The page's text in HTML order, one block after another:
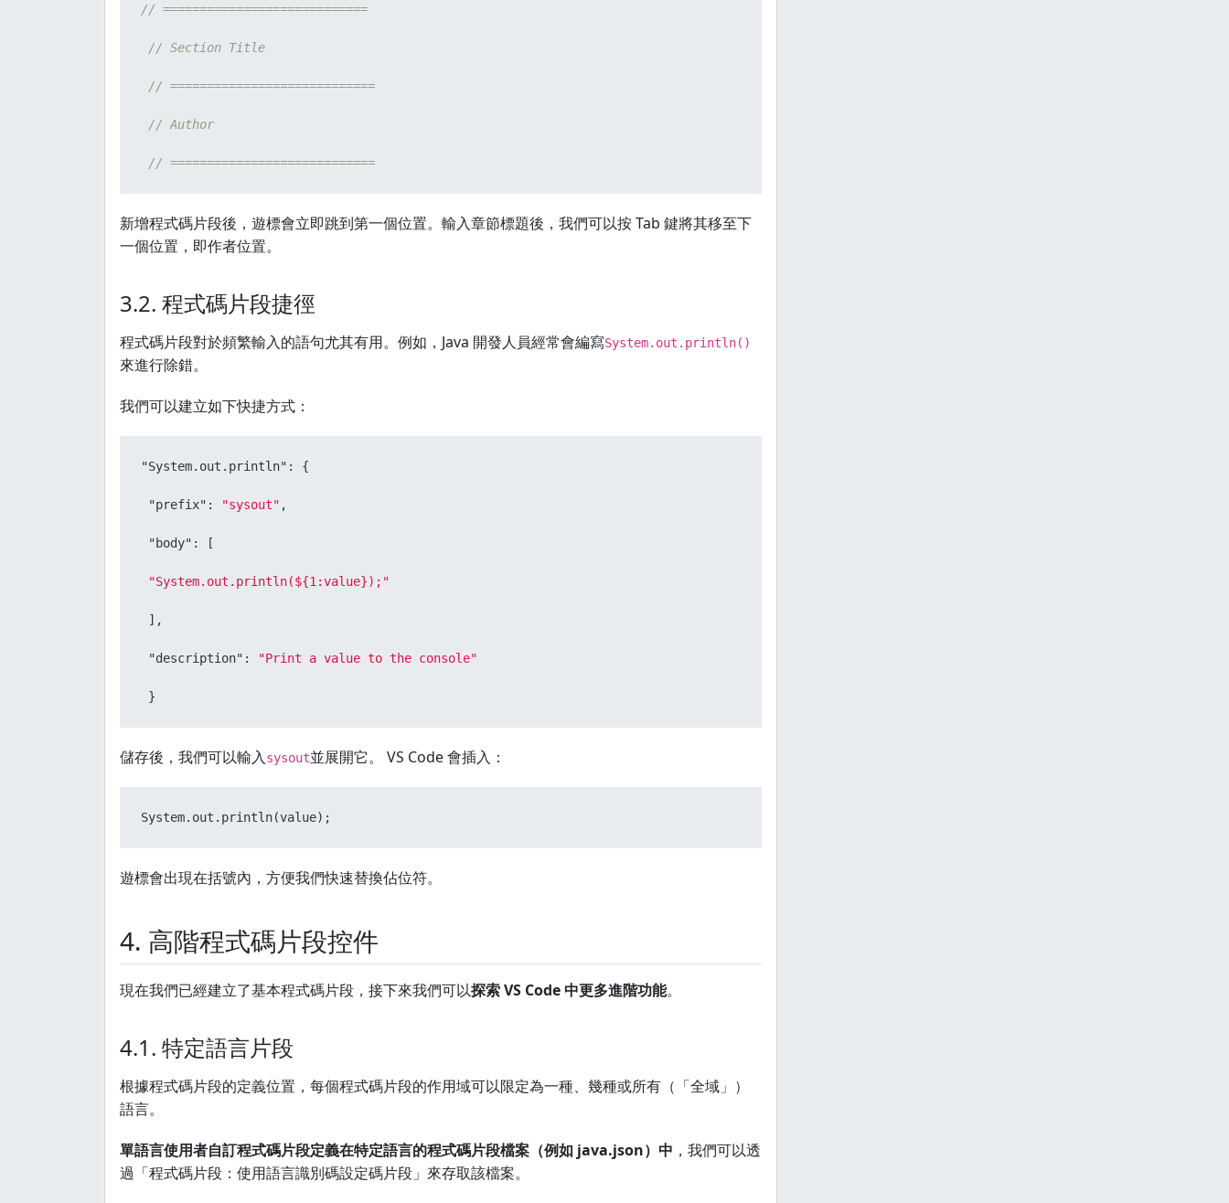
// ============================
// Section Title
// ============================
// Author
// ============================
新增程式碼片段後，遊標會立即跳到第一個位置。輸入章節標題後，我們可以按 Tab 鍵將其移至下
一個位置，即作者位置。
3.2. 程式碼片段捷徑
程式碼片段對於頻繁輸入的語句尤其有用。例如，Java 開發人員經常會編寫System.out.println()
來進行除錯。
我們可以建立如下快捷方式：
"System.out.println" : {
"prefix" : "sysout" ,
"body" : [
"System.out.println(${1:value});"
] ,
"description" : "Print a value to the console"
}
儲存後，我們可以輸入sysout並展開它。 VS Code 會插入：
System.out.println(value);
遊標會出現在括號內，方便我們快速替換佔位符。
4. 高階程式碼片段控件
現在我們已經建立了基本程式碼片段，接下來我們可以探索 VS Code 中更多進階功能。
4.1. 特定語言片段
根據程式碼片段的定義位置，每個程式碼片段的作用域可以限定為一種、幾種或所有（「全域」）
語言。
單語言使用者自訂程式碼片段定義在特定語言的程式碼片段檔案（例如 java.json）中 ，我們可以透
過「程式碼片段：使用語言識別碼設定碼片段」來存取該檔案。